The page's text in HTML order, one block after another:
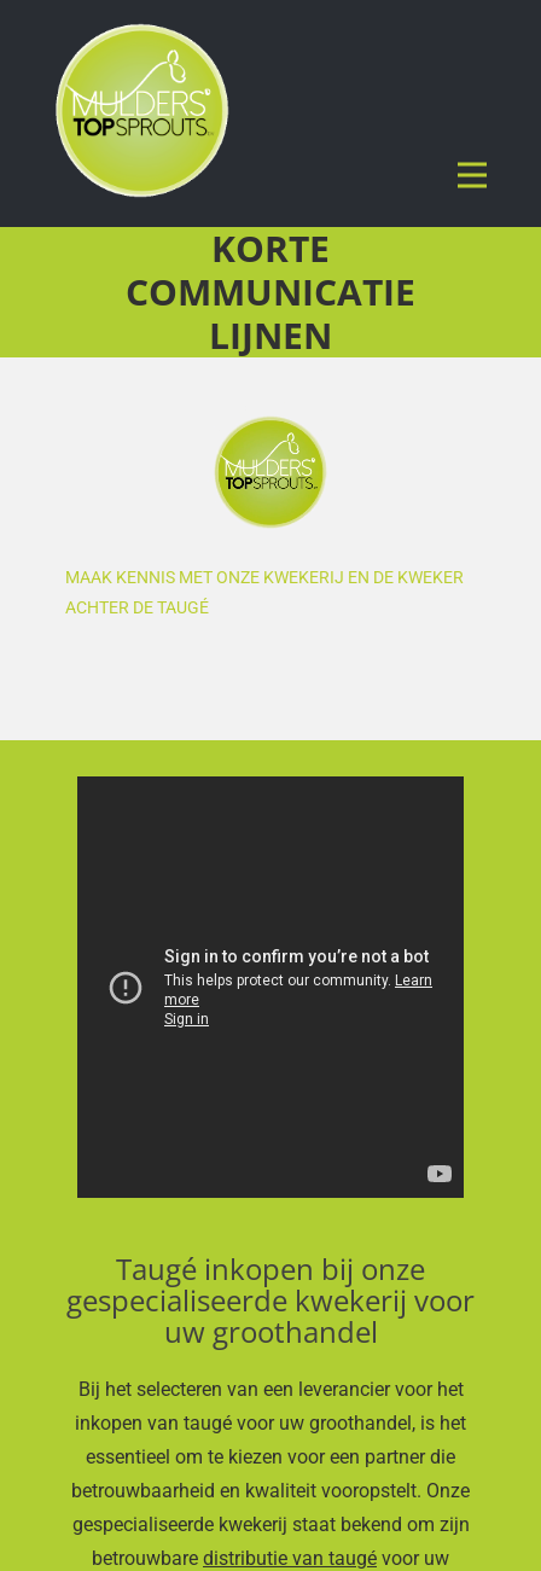
KORTE
COMMUNICATIE
LIJNEN
MAAK KENNIS MET ONZE KWEKERIJ EN DE KWEKER
ACHTER DE TAUGÉ
Taugé inkopen bij onze
gespecialiseerde kwekerij voor
uw groothandel
Bij het selecteren van een leverancier voor het
inkopen van taugé voor uw groothandel, is het
essentieel om te kiezen voor een partner die
betrouwbaarheid en kwaliteit vooropstelt. Onze
gespecialiseerde kwekerij staat bekend om zijn
betrouwbare distributie van taugé voor uw